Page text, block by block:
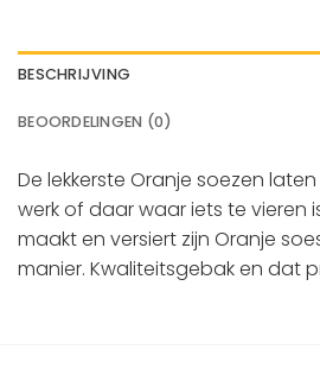
BESCHRIJVING
BEOORDELINGEN (0)
De lekkerste Oranje soezen
werk of daar waar iets te vieren
maakt en versiert zijn Oranje
manier. Kwaliteitsgebak en dat